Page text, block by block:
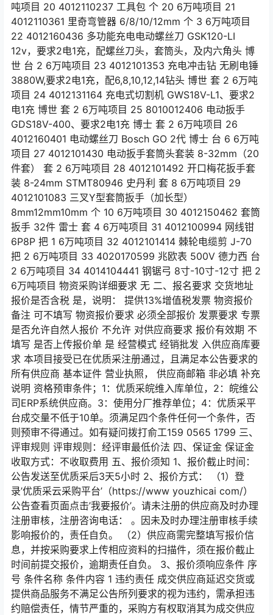
吨项目 20 4012110237 工具包 个 20 6万吨项目 21
4012110361 里奇弯管器 6/8/10/12mm 个 3 6万吨项目
22 4012160436 多功能充电电动螺丝刀 GSK120-LI
12v，要求2电1充，配螺丝刀头，套筒头，及内六角头 博
世 台 2 6万吨项目 23 4012101353 充电冲击钻 无刷电锤
3880W,要求2电1充，配6,8,10,12,14钻头 博世 套 2 6万吨
项目 24 4012131164 充电式切割机 GWS18V-L1、要求2
电1充 博世 套 2 6万吨项目 25 8010012406 电动扳手
GDS18V-400、要求2电1充 博士 套 2 6万吨项目 26
4012160401 电动螺丝刀 Bosch GO 2代 博士 台 6 6万吨
项目 27 4012101430 电动扳手套筒头套装 8-32mm（20
件套） 套 2 6万吨项目 28 4012101492 开口梅花扳手套
装 8-24mm STMT80946 史丹利 套 8 6万吨项目 29
4012101083 三叉Y型套筒扳手（加长型）
8mm12mm10mm 个 10 6万吨项目 30 4012150462 套筒
扳手 32件 雷士 套 4 6万吨项目 31 4012100994 网线钳
6P8P 把 1 6万吨项目 32 4012101414 棘轮电缆剪 J-70
把 2 6万吨项目 33 4020170599 兆欧表 500V 德力西 台
2 6万吨项目 34 4014104441 钢锯弓 8寸-10寸-12寸 把 2
6万吨项目 物资采购详细要求 无 二、报名要求 交货地址
报价是否含税 是，说明： 提供13%增值税发票 物资报价
备注 可不填写 物资报价要求 必须全部报价 发票要求 专票
是否允许自然人报价 不允许 对供应商要求 报价有效期 不
填写 是否上传报价单 是 经营模式 经销批发 入供应商库要
求 本项目接受已在优质采注册通过，且满足本公告要求的
所有供应商 基本证件 营业执照， 供应商邮箱 非必填 补充
说明 资格预审条件；1：优质采皖维入库单位，2：皖维公
司ERP系统供应商。3：使用分厂推荐单位；4：优质采平
台成交量不低于10单。须满足四个条件任何一个条件，否
则预审不得通过。如有疑问拨打俞工159 0565 1799 三、
评审规则 评审规则：经评审最低价法 四、保证金 保证金
收取方式：不收取费用 五、报价须知 1、报价截止时间：
公告发送至优质采后3天5小时 2、报价方式： （1）登
录’优质采云采购平台’（https://www youzhicai com/）
公告查看页面点击’我要报价’。请未注册的供应商及时办理
注册审核，注册咨询电话： 。因未及时办理注册审核手续
影响报价的，责任自负。 （2）供应商需完整填写报价信
息，并按采购要求上传相应资料的扫描件，须在报价截止
时间前提交报价，逾期责任自负。 3、报价须响应条件 序
号 条件名称 条件内容 1 违约责任 成交供应商延迟交货或
提供商品服务不满足公告所列要求的视为违约，需承担违
约赔偿责任，情节严重的，采购方有权取消其为成交供应